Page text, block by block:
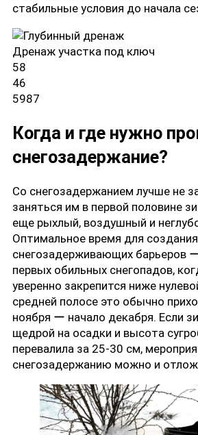
стабильные условия до начала
Дренаж участка под ключ
58
46
5987
Когда и где нужно
снегозадержание?
Со снегозадержанием лучше не
заняться им в первой половине
еще рыхлый, воздушный и
Оптимальное время для создания
снегозадерживающих барьеров
первых обильных снегопадов,
уверенно закрепится ниже
средней полосе это обычно
ноября ー начало декабря. Если
щедрой на осадки и высота
перевалила за 25-30 см,
снегозадержанию можно и